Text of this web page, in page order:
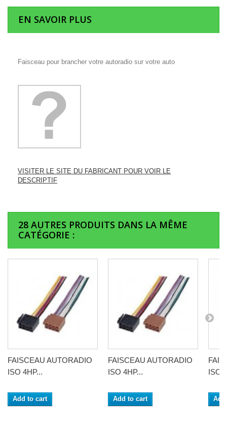
EN SAVOIR PLUS
Faisceau pour brancher votre autoradio sur votre auto
VISITER LE SITE DU FABRICANT POUR VOIR LE
DESCRIPTIF
28 AUTRES PRODUITS DANS LA MÊME
CATÉGORIE :
FAISCEAU AUTORADIO
ISO 4HP...
Add to cart
FAISCEAU AUTORADIO
ISO 4HP...
Add to cart
ISO